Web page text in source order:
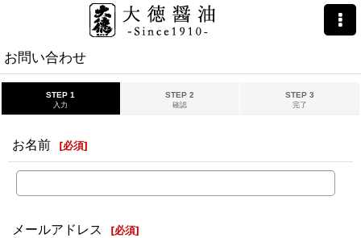
お問い合わせ
お問い合わせ
STEP 1
入力
STEP 2
確認
STEP 3
完了
お名前 [必須]
メールアドレス [必須]